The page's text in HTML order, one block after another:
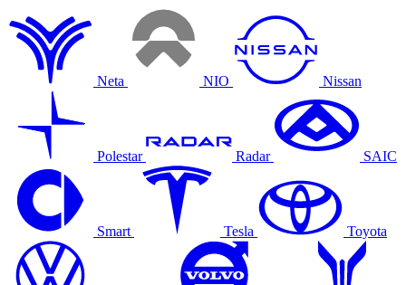
Neta NIO Nissan
Polestar Radar SAIC
Smart Tesla Toyota